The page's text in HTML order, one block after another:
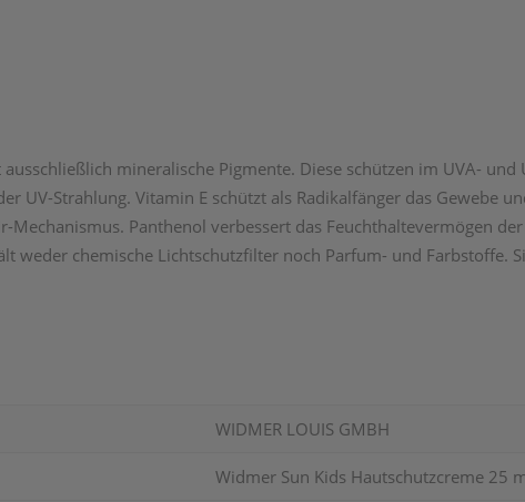
­mineralische Pigmente. Diese schützen im UVA- und
UV-Strahlung. Vitamin E schützt als Radikalfänger das Gewebe
Mechanis­mus. Panthenol verbessert das Feuchthaltevermögen
weder ­chemische Lichtschutzfilter noch Parfum- und Farbstoffe.
WIDMER LOUIS GMBH
Widmer Sun Kids Hautschutzcreme 25